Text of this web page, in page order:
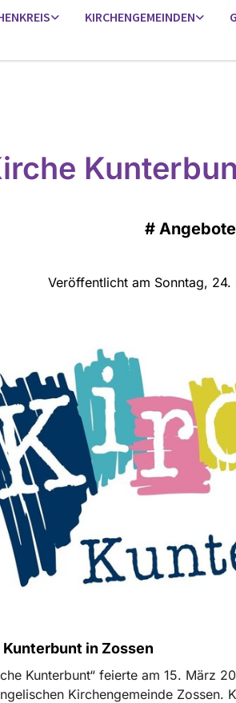
KIRCHENGEMEINDEN
# Angebote
Veröffentlicht am Sonntag,
in Zossen
Kunterbunt“ feierte am 15. März
Kirchengemeinde Zossen.